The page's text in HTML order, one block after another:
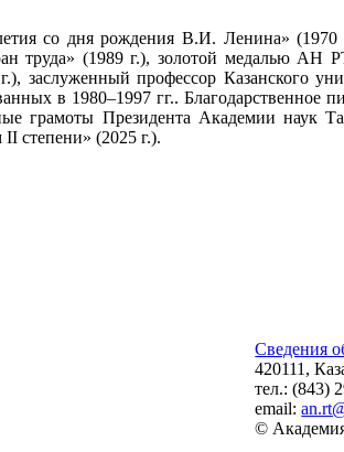
со дня рождения В.И. Ленина» (1970
(1989 г.), золотой медалью АН
заслуженный профессор Казанского
в 1980–1997 гг.. Благодарственное
грамоты Президента Академии наук
степени» (2025 г.).
Сведения
420111,
тел.: (843)
email:
©